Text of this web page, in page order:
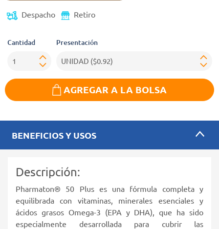
Despacho Retiro
Cantidad Presentación
AGREGAR A LA BOLSA
BENEFICIOS Y USOS
Descripción:
Pharmaton® 50 Plus es una fórmula completa y
equilibrada con vitaminas, minerales esenciales y
ácidos grasos Omega-3 (EPA y DHA), que ha sido
especialmente desarrollada para cubrir las